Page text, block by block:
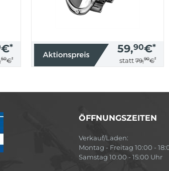
€*
50€*
59,90€*
statt 79,90€*
ÖFFNUNGSZEITEN
Verkauf/Laden:
Montag - Freitag 10:00 -
Samstag 10:00 - 15:00 Uhr